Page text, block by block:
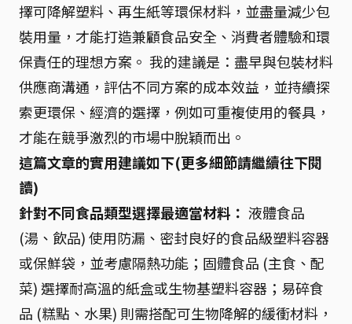
擇可降解塑料、再生紙等環保材料，並盡量減少包
裝用量，才能打造兼顧食品安全、消費者體驗和環
保責任的理想方案。 我的建議是：盡早與包裝材料
供應商溝通，評估不同方案的成本效益，並持續探
索更環保、經濟的選擇，例如可重複使用的餐具，
才能在競爭激烈的市場中脫穎而出。
這篇文章的實用建議如下(更多細節請繼續往下閱
讀)
針對不同食品類型選擇最適當材料： 液體食品
(湯、飲品) 使用防漏、密封良好的食品級塑料容器
或保鮮袋，並考慮隔熱功能；固體食品 (主食、配
菜) 選擇耐高溫的紙盒或生物基塑料容器；易碎食
品 (糕點、水果) 則需搭配可生物降解的緩衝材料，